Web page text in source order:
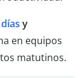
y
en equipos
matutinos.